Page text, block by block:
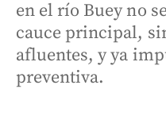
en el río Buey no
cauce principal,
afluentes, y ya
preventiva.